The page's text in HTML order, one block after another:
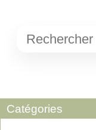
Catégories